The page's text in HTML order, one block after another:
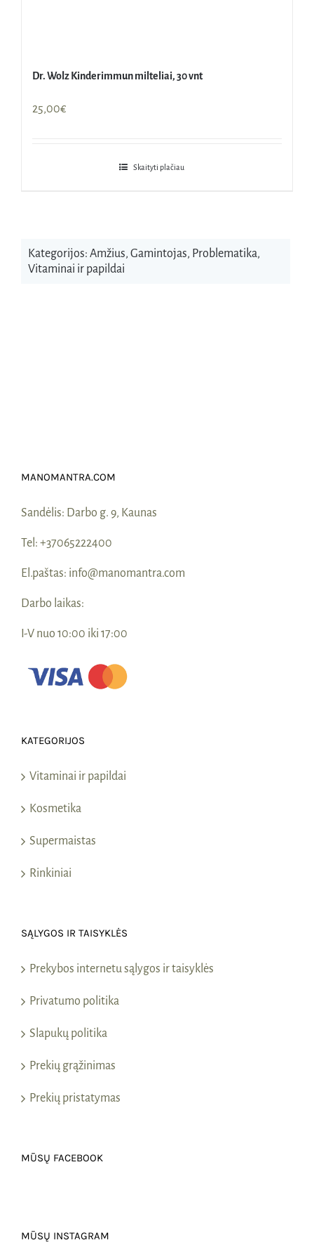
Dr. Wolz Kinderimmun milteliai, 30 vnt
25,00€
Skaityti plačiau
Kategorijos: Amžius, Gamintojas, Problematika,
Vitaminai ir papildai
MANOMANTRA.COM
Sandėlis: Darbo g. 9, Kaunas
Tel: +37065222400
El.paštas: info@manomantra.com
Darbo laikas:
I-V nuo 10:00 iki 17:00
KATEGORIJOS
Vitaminai ir papildai
Kosmetika
Supermaistas
Rinkiniai
SĄLYGOS IR TAISYKLĖS
Prekybos internetu sąlygos ir taisyklės
Privatumo politika
Slapukų politika
Prekių grąžinimas
Prekių pristatymas
MŪSŲ FACEBOOK
MŪSŲ INSTAGRAM